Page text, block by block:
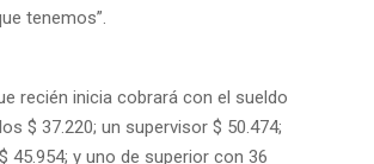
tenemos”.
recién inicia cobrará con el sueldo
$ 37.220; un supervisor $ 50.474;
y uno de superior con 36